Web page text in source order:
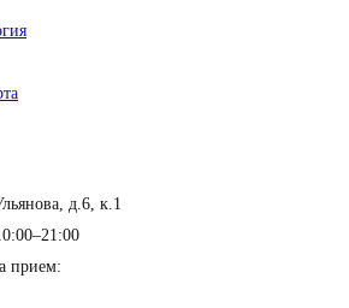
д.6, к.1
прием: